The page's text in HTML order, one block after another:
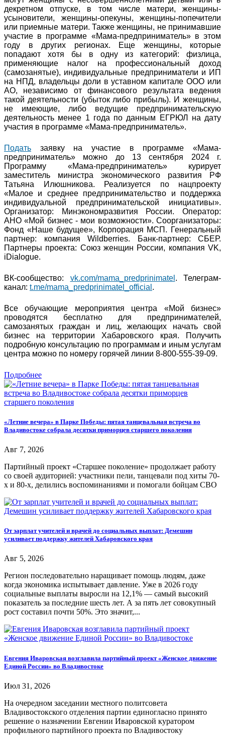
декретном отпуске, в том числе матери, женщины-
усыновители, женщины-опекуны, женщины-попечители
или приемные матери. Также женщины, не принимавшие
участие в программе «Мама-предприниматель» в этом
году в других регионах. Еще женщины, которые
попадают хотя бы в одну из категорий: физлица,
применяющие налог на профессиональный доход
(самозанятые), индивидуальные предприниматели и ИП
на НПД, владельцы доли в уставном капитале ООО или
АО, независимо от финансового результата ведения
такой деятельности (убыток либо прибыль). И женщины,
не имеющие, либо ведущие предпринимательскую
деятельность менее 1 года по данным ЕГРЮЛ на дату
участия в программе «Мама-предприниматель».
Подать заявку на участие в программе «Мама-
предприниматель» можно до 13 сентября 2024 г.
Программу «Мама-предприниматель» курирует
заместитель министра экономического развития РФ
Татьяна Илюшникова. Реализуется по нацпроекту
«Малое и среднее предпринимательство и поддержка
индивидуальной предпринимательской инициативы».
Организатор: Минэкономразвития России. Оператор:
АНО «Мой бизнес - мои возможности». Соорганизаторы:
Фонд «Наше будущее», Корпорация МСП. Генеральный
партнер: компания Wildberries. Банк-партнер: СБЕР.
Партнеры проекта: Союз женщин России, компания VK,
iDialogue.
ВК-сообщество: vk.com/mama_predprinimatel . Телеграм-
канал: t.me/mama_predprinimatel_official .
Все обучающие мероприятия центра «Мой бизнес»
проводятся бесплатно для предпринимателей,
самозанятых граждан и лиц, желающих начать свой
бизнес на территории Хабаровского края. Получить
подробную консультацию по программам и иным услугам
центра можно по номеру горячей линии 8-800-555-39-09.
Подробнее
«Летние вечера» в Парке Победы: пятая танцевальная встреча во
Владивостоке собрала десятки приморцев старшего поколения
Авг 7, 2026
Партийный проект «Старшее поколение» продолжает работу
со своей аудиторией: участники пели, танцевали под хиты 70-
х и 80-х, делились воспоминаниями и помогали бойцам СВО
От зарплат учителей и врачей до социальных выплат: Демешин
усиливает поддержку жителей Хабаровского края
Авг 5, 2026
Регион последовательно наращивает помощь людям, даже
когда экономика испытывает давление. Уже в 2026 году
социальные выплаты выросли на 12,1% — самый высокий
показатель за последние шесть лет. А за пять лет совокупный
рост составил почти 50%. Это значит,...
Евгения Иваровская возглавила партийный проект «Женское движение
Единой России» во Владивостоке
Июл 31, 2026
На очередном заседании местного политсовета
Владивостокского отделения партии единогласно принято
решение о назначении Евгении Иваровской куратором
профильного партийного проекта по Владивостоку